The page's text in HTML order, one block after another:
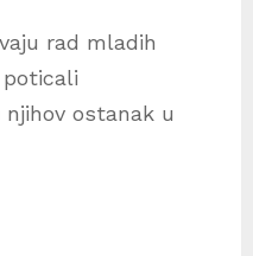
rad mladih
ostanak u